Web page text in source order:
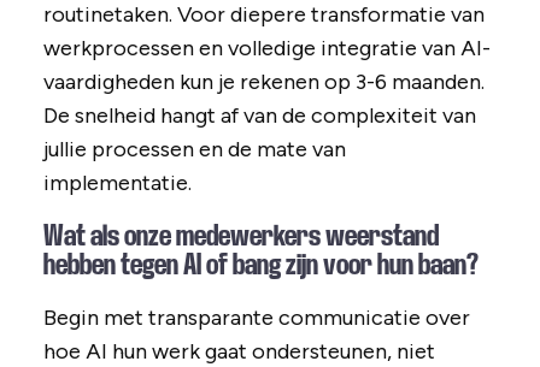
routinetaken. Voor diepere transformatie van
werkprocessen en volledige integratie van AI-
vaardigheden kun je rekenen op 3-6 maanden.
De snelheid hangt af van de complexiteit van
jullie processen en de mate van
implementatie.
Wat als onze medewerkers weerstand
hebben tegen AI of bang zijn voor hun baan?
Begin met transparante communicatie over
hoe AI hun werk gaat ondersteunen, niet